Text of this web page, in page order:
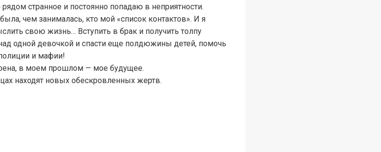
странное и постоянно попадаю в неприятности.
чем занималась, кто мой «список контактов». И я
свою жизнь… Вступить в брак и получить толпу
одной девочкой и спасти еще полдюжины детей, помочь
и мафии!
в моем прошлом — мое будущее.
находят новых обескровленных жертв.